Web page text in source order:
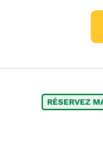
RÉSERVEZ